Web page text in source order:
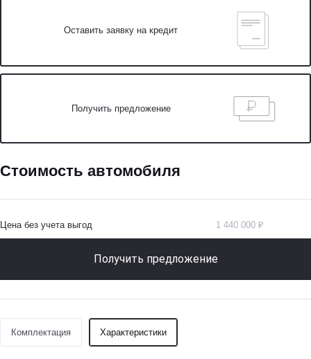
Оставить заявку на кредит
Получить предложение
Стоимость автомобиля
Цена без учета выгод 1 440 000 ₽
Получить предложение
Комплектация Характеристики